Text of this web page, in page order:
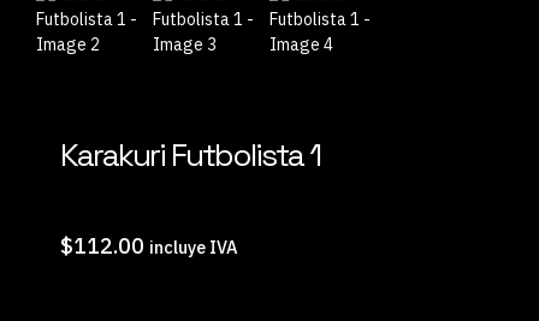
Karakuri Futbolista 1
$112.00 incluye IVA